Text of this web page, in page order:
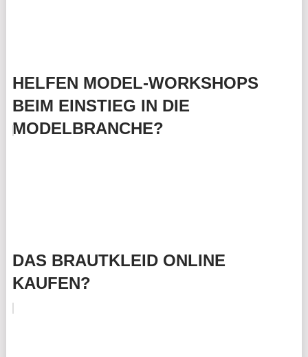
HELFEN MODEL-WORKSHOPS
BEIM EINSTIEG IN DIE
MODELBRANCHE?
DAS BRAUTKLEID ONLINE
KAUFEN?